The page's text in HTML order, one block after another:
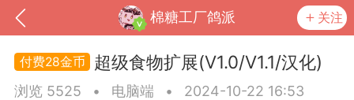
棉糖工厂鸽派 关注
28金币 超级食物扩展(V1.0/V1.1/汉化)
浏览 5525 • 电脑端 • 2024-10-22 16:53